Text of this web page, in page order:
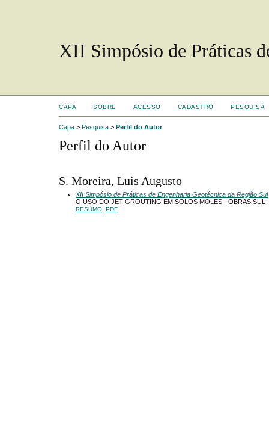
XII Simpósio de Práticas
CAPA SOBRE ACESSO CADASTRO PESQUISA
Capa > Pesquisa > Perfil do Autor
Perfil do Autor
S. Moreira, Luis Augusto
XII Simpósio de Práticas de Engenharia Geotécnica da Região Sul
O USO DO JET GROUTING EM SOLOS MOLES - OBRAS SUL
RESUMO PDF